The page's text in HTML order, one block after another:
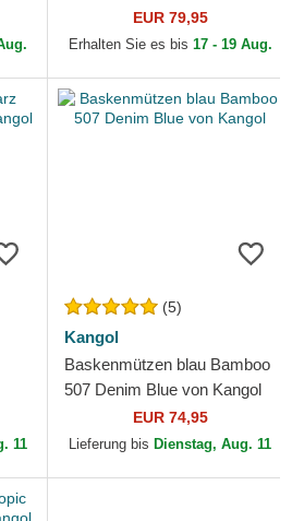
EUR 79,95
Erhalten Sie es bis 17 - 19 Aug.
11
(5)
Kangol
Baskenmützen blau Bamboo
507 Denim Blue von Kangol
EUR 74,95
Lieferung bis Dienstag, Aug. 11